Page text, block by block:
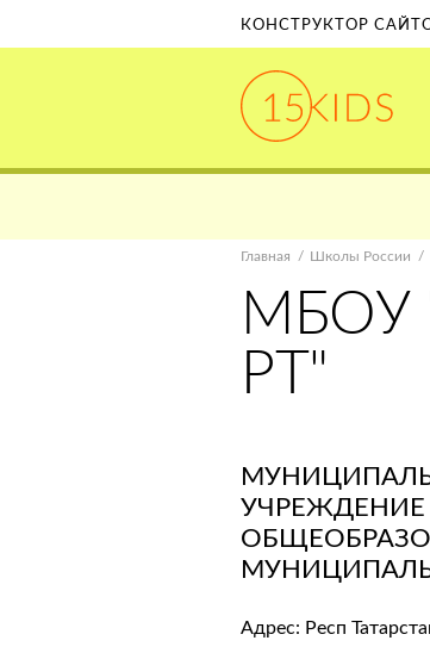
КОНСТРУКТОР
Главная Школы России
МБОУ
РТ"
Адрес: Респ